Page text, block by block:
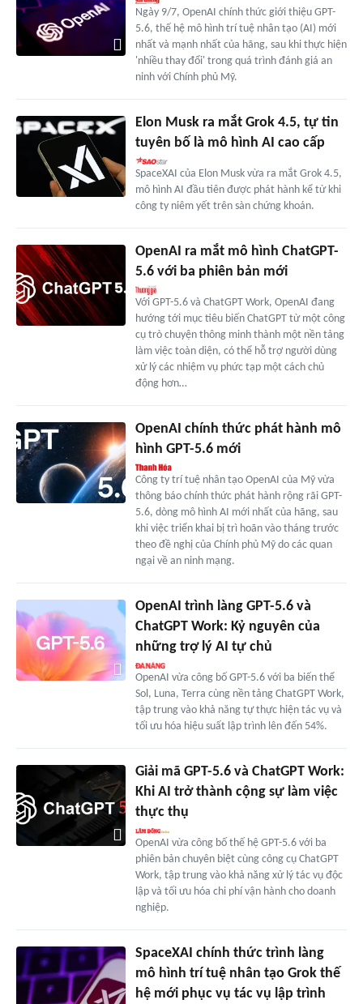
Ngày 9/7, OpenAI chính thức giới thiệu GPT-
5.6, thế hệ mô hình trí tuệ nhân tạo (AI) mới
nhất và mạnh nhất của hãng, sau khi thực hiện
'nhiều thay đổi' trong quá trình đánh giá an
ninh với Chính phủ Mỹ.
Elon Musk ra mắt Grok 4.5, tự tin
tuyên bố là mô hình AI cao cấp
SpaceXAI của Elon Musk vừa ra mắt Grok 4.5,
mô hình AI đầu tiên được phát hành kể từ khi
công ty niêm yết trên sàn chứng khoán.
OpenAI ra mắt mô hình ChatGPT-
5.6 với ba phiên bản mới
Với GPT-5.6 và ChatGPT Work, OpenAI đang
hướng tới mục tiêu biến ChatGPT từ một công
cụ trò chuyện thông minh thành một nền tảng
làm việc toàn diện, có thể hỗ trợ người dùng
xử lý các nhiệm vụ phức tạp một cách chủ
động hơn…
OpenAI chính thức phát hành mô
hình GPT-5.6 mới
Công ty trí tuệ nhân tạo OpenAI của Mỹ vừa
thông báo chính thức phát hành rộng rãi GPT-
5.6, dòng mô hình AI mới nhất của hãng, sau
khi việc triển khai bị trì hoãn vào tháng trước
theo đề nghị của Chính phủ Mỹ do các quan
ngại về an ninh mạng.
OpenAI trình làng GPT-5.6 và
ChatGPT Work: Kỷ nguyên của
những trợ lý AI tự chủ
OpenAI vừa công bố GPT-5.6 với ba biến thể
Sol, Luna, Terra cùng nền tảng ChatGPT Work,
tập trung vào khả năng tự thực hiện tác vụ và
tối ưu hóa hiệu suất lập trình lên đến 54%.
Giải mã GPT-5.6 và ChatGPT Work:
Khi AI trở thành cộng sự làm việc
thực thụ
OpenAI vừa công bố thế hệ GPT-5.6 với ba
phiên bản chuyên biệt cùng công cụ ChatGPT
Work, tập trung vào khả năng xử lý tác vụ độc
lập và tối ưu hóa chi phí vận hành cho doanh
nghiệp.
SpaceXAI chính thức trình làng
mô hình trí tuệ nhân tạo Grok thế
hệ mới phục vụ tác vụ lập trình